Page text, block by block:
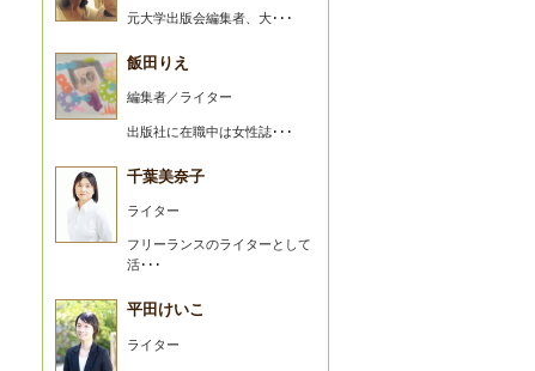
元大学出版会編集者、大･･･
飯田りえ
編集者／ライター
出版社に在職中は女性誌･･･
千葉美奈子
ライター
フリーランスのライターとして
活･･･
平田けいこ
ライター